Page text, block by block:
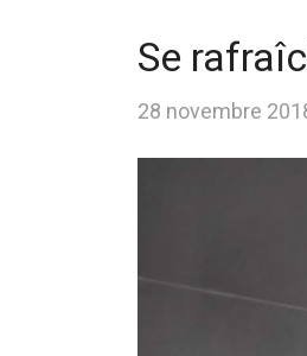
Se
28 novembre